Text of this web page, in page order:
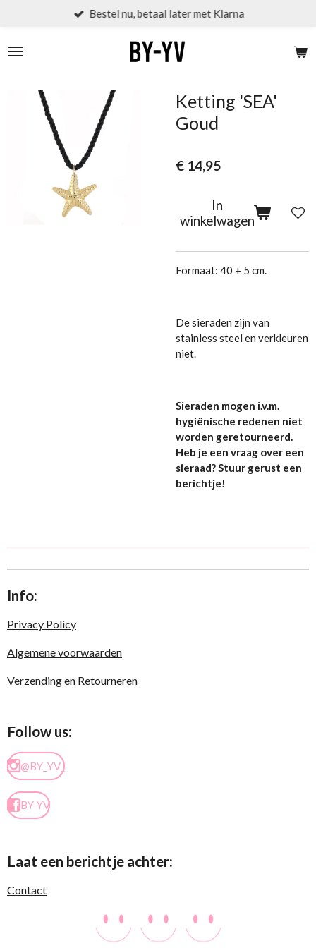
naar
de
Bestel nu, betaal later met Klarna
Ketting 'SEA'
Goud
€ 14,95
In
winkelwagen
Formaat: 40 + 5 cm.
De sieraden zijn van
stainless steel en verkleuren
niet.
Sieraden mogen i.v.m.
hygiënische redenen niet
worden geretourneerd.
Heb je een vraag over een
sieraad? Stuur gerust een
berichtje!
Info:
Privacy Policy
Algemene voorwaarden
Verzending en Retourneren
Follow us:
@BY_YV_
BY-YV
Laat een berichtje achter:
Contact